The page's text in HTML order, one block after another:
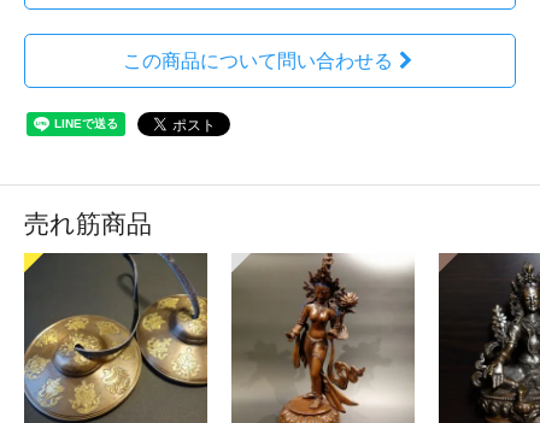
この商品について問い合わせる
売れ筋商品